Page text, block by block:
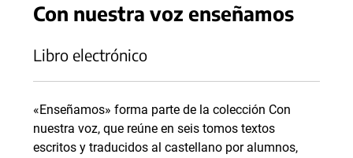
Con nuestra voz enseñamos
Libro electrónico
«Enseñamos» forma parte de la colección Con
nuestra voz, que reúne en seis tomos textos
escritos y traducidos al castellano por alumnos,